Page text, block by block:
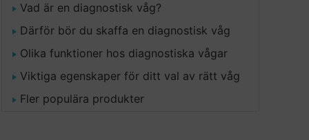
Vad är en diagnostisk våg?
Därför bör du skaffa en diagnostisk våg
Olika funktioner hos diagnostiska vågar
Viktiga egenskaper för ditt val av rätt våg
Fler populära produkter